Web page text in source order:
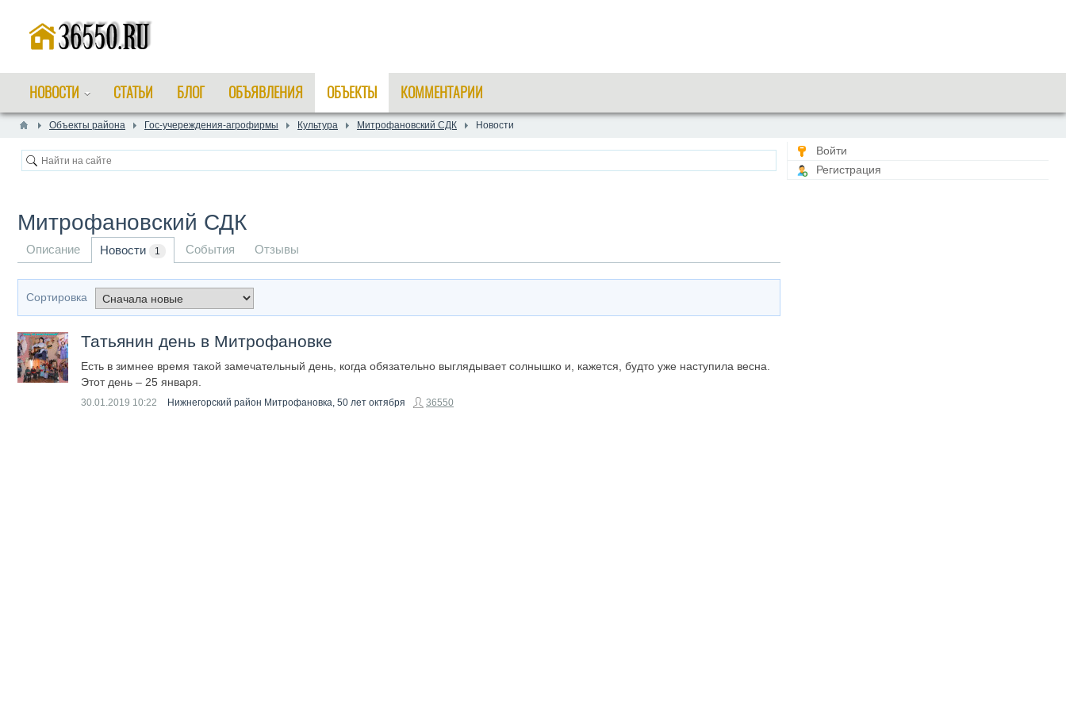
НОВОСТИ СТАТЬИ БЛОГ ОБЪЯВЛЕНИЯ ОБЪЕКТЫ КОММЕНТАРИИ
Объекты района Гос-учереждения-агрофирмы Культура Митрофановский СДК Новости
Митрофановский СДК
Описание Новости 1 События Отзывы
Сортировка
Татьянин день в Митрофановке
Есть в зимнее время такой замечательный день, когда обязательно выглядывает солнышко и, кажется, будто уже наступила весна.
Этот день – 25 января.
30.01.2019 10:22 Нижнегорский район Митрофановка, 50 лет октября 36550
Войти
Регистрация